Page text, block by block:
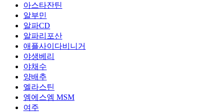
아스타잔틴
알부민
알파CD
알파리포산
애플사이다비니거
야생베리
야채수
양배추
엘라스틴
엠에스엠 MSM
여주